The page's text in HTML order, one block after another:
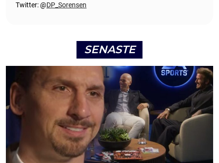
Twitter: @DP_Sorensen
SENASTE